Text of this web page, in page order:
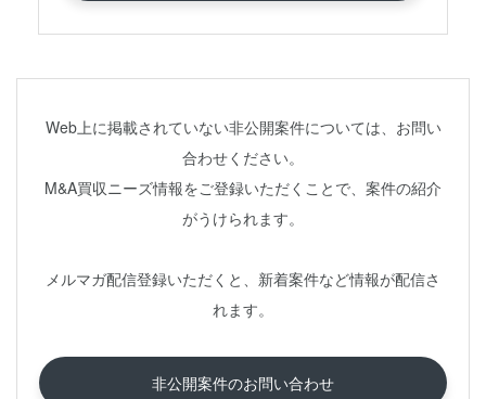
Web上に掲載されていない非公開案件については、お問い
合わせください。
M&A買収ニーズ情報をご登録いただくことで、案件の紹介
がうけられます。
メルマガ配信登録いただくと、新着案件など情報が配信さ
れます。
非公開案件のお問い合わせ